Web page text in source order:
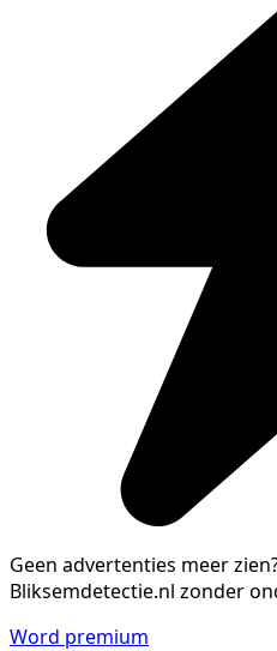
Geen advertenties meer
Bliksemdetectie.nl zonder
Word premium